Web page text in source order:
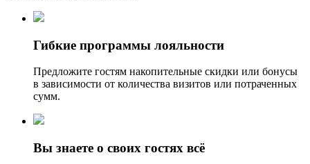
Гибкие программы лояльности
Предложите гостям накопительные скидки или бонусы
в зависимости от количества визитов или потраченных
сумм.
Вы знаете о своих гостях всё